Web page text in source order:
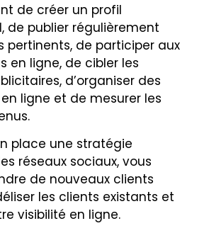
de créer un profil
de publier régulièrement
pertinents, de participer aux
en ligne, de cibler les
d’organiser des
ligne et de mesurer les
place une stratégie
réseaux sociaux, vous
de nouveaux clients
les clients existants et
visibilité en ligne.